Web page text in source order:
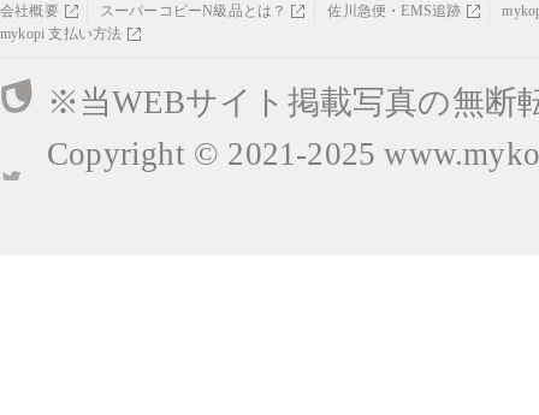
会社概要 スーパーコピーN級品とは？ 佐川急便・EMS追跡
mykopi 支払い方法
※当WEBサイト掲載写真の無断
Copyright © 2021-2025